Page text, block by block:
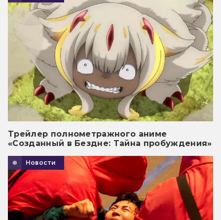
Трейлер полнометражного аниме
«Созданный в Бездне: Тайна пробуждения»
Новости